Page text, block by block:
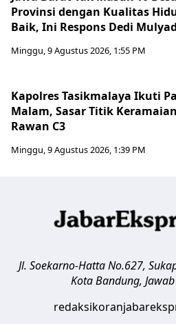
Provinsi dengan Kualitas
Baik, Ini Respons Dedi
Minggu, 9 Agustus 2026, 1:55 PM
Kapolres Tasikmalaya Ikuti
Malam, Sasar Titik
Rawan C3
Minggu, 9 Agustus 2026, 1:39 PM
Jl. Soekarno-Hatta No.627,
Kota Bandung,